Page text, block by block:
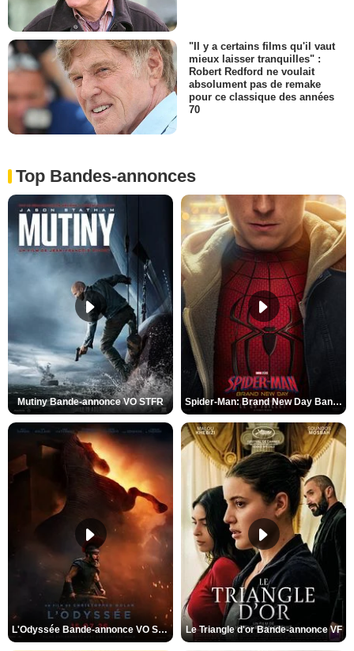
"Il y a certains films qu'il vaut
mieux laisser tranquilles" :
Robert Redford ne voulait
absolument pas de remake
pour ce classique des années
70
Top Bandes-annonces
Mutiny Bande-annonce VO STFR Spider-Man: Brand New Day Bande-annonce VO STFR
L'Odyssée Bande-annonce VO STFR Le Triangle d'or Bande-annonce VF